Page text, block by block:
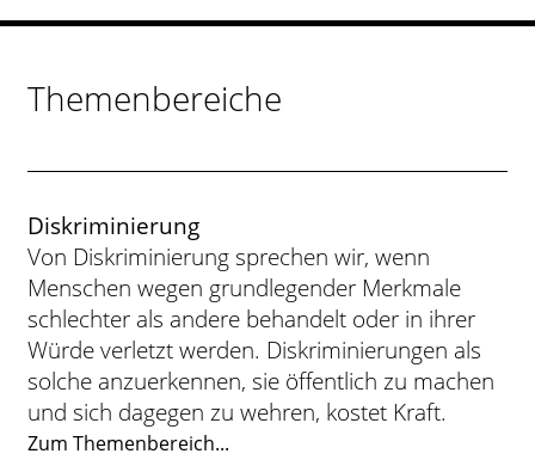
Themenbereiche
Diskriminierung
Von Diskriminierung sprechen wir, wenn
Menschen wegen grundlegender Merkmale
schlechter als andere behandelt oder in ihrer
Würde verletzt werden. Diskriminierungen als
solche anzuerkennen, sie öffentlich zu machen
und sich dagegen zu wehren, kostet Kraft.
Zum Themenbereich...